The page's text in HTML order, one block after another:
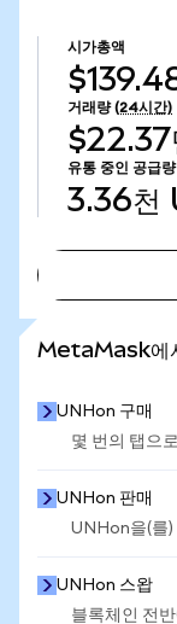
시가총액
거래량 (24시간)
$22.37
유통 중인 공급량
3.36천
MetaMask에
UNHon 구매
몇 번의 탭으
UNHon 판매
UNHon을(를)
UNHon 스왑
블록체인 전